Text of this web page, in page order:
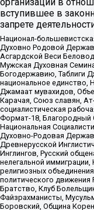
организаций в
вступившее в
запрете
Национал-
Духовно Родовой
Асгардской Веси
Мужская Духовная
Богодержавию, Таблиги
национальное единство,
Джамаат мувахидов,
Карачая, Союз славян,
социалистическая
Формат-18, Благородный
Национальная
Духовно-Родовая
Древнерусской
Инглингов, Русский
нелегальной
религиозных
политического движения
Братство, Клуб
Файзрахманисты,
Боровский, Община